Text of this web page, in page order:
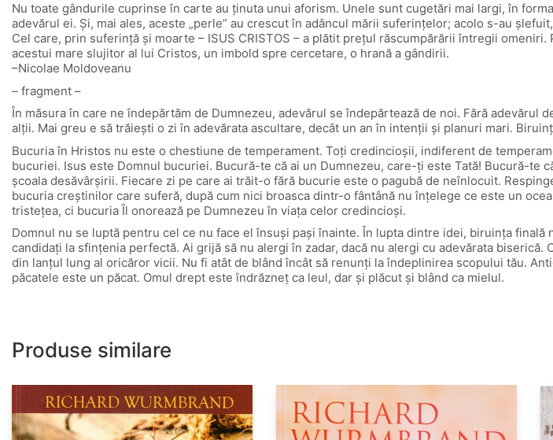
Nu toate gândurile cuprinse în carte au ţinuta unui aforism. Unele sunt cugetări mai largi, în
adevărul ei. Şi, mai ales, aceste „perle” au crescut în adâncul mării suferinţelor; acolo s-au
Cel care, prin suferinţă şi moarte – ISUS CRISTOS – a plătit preţul răscumpărării întregii
acestui mare slujitor al lui Cristos, un imbold spre cercetare, o hrană a gândirii.
–Nicolae Moldoveanu
– fragment –
În măsura în care ne îndepărtăm de Dumnezeu, adevărul se îndepărtează de noi. Fără adevărul
alţii. Mai greu e să trăieşti o zi în adevărata ascultare, decât un an în intenţii şi planuri mari.
Bucuria în Hristos nu este o chestiune de temperament. Toţi credincioşii, indiferent de
bucuriei. Isus este Domnul bucuriei. Bucură-te că ai un Dumnezeu, care-ţi este Tată! Bucură-
şcoala desăvârşirii. Fiecare zi pe care ai trăit-o fără bucurie este o pagubă de neînlocuit.
bucuria creştinilor care suferă, după cum nici broasca dintr-o fântână nu înţelege ce este un
tristeţea, ci bucuria Îl onorează pe Dumnezeu în viaţa celor credincioşi.
Domnul nu se luptă pentru cel ce nu face el însuşi paşi înainte. În lupta dintre idei, biruinţa
candidaţi la sfinţenia perfectă. Ai grijă să nu alergi în zadar, dacă nu alergi cu adevărata
din lanţul lung al oricăror vicii. Nu fi atât de blând încât să renunţi la îndeplinirea scopului tău.
păcatele este un păcat. Omul drept este îndrăzneţ ca leul, dar şi plăcut şi blând ca mielul.
Produse similare